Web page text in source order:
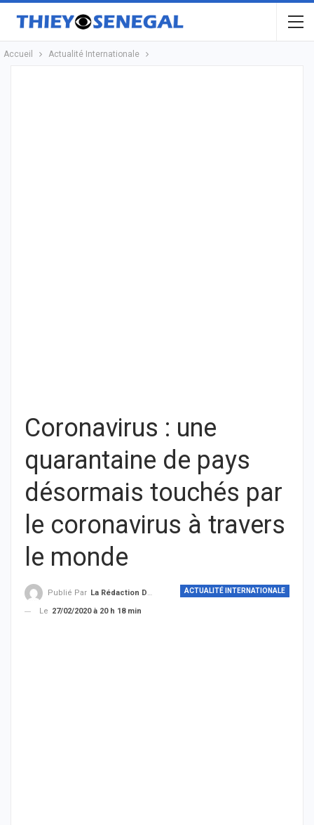
Accueil Actualité Internationale
Coronavirus : une
quarantaine de pays
désormais touchés par
le coronavirus à travers
le monde
ACTUALITÉ INTERNATIONALE
Publié Par La Rédaction De THIEYSENEGAL.com
Le 27/02/2020 à 20 h 18 min